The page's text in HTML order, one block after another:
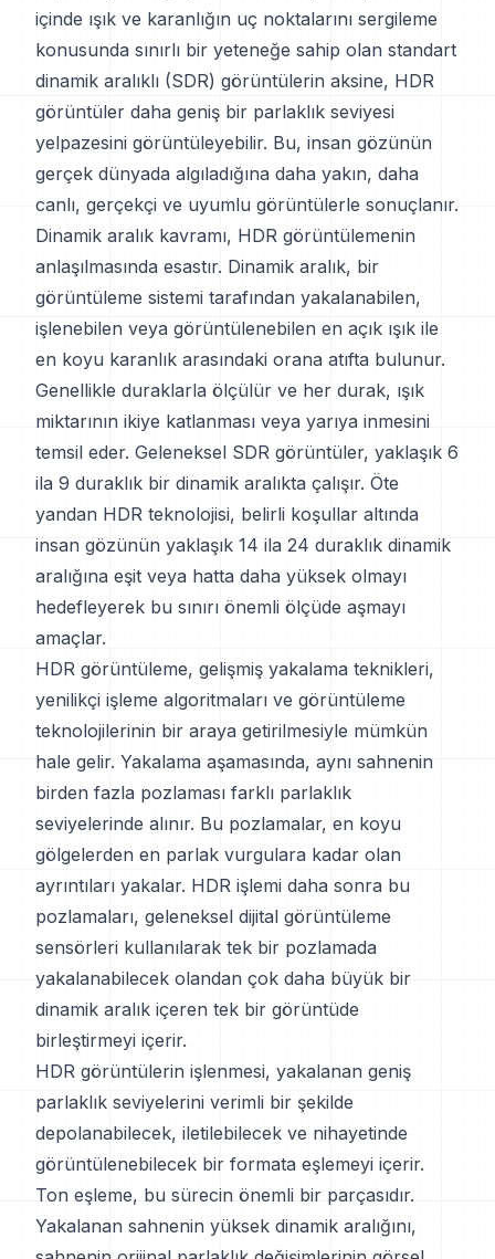
içinde ışık ve karanlığın uç noktalarını sergileme
konusunda sınırlı bir yeteneğe sahip olan standart
dinamik aralıklı (SDR) görüntülerin aksine, HDR
görüntüler daha geniş bir parlaklık seviyesi
yelpazesini görüntüleyebilir. Bu, insan gözünün
gerçek dünyada algıladığına daha yakın, daha
canlı, gerçekçi ve uyumlu görüntülerle sonuçlanır.
Dinamik aralık kavramı, HDR görüntülemenin
anlaşılmasında esastır. Dinamik aralık, bir
görüntüleme sistemi tarafından yakalanabilen,
işlenebilen veya görüntülenebilen en açık ışık ile
en koyu karanlık arasındaki orana atıfta bulunur.
Genellikle duraklarla ölçülür ve her durak, ışık
miktarının ikiye katlanması veya yarıya inmesini
temsil eder. Geleneksel SDR görüntüler, yaklaşık 6
ila 9 duraklık bir dinamik aralıkta çalışır. Öte
yandan HDR teknolojisi, belirli koşullar altında
insan gözünün yaklaşık 14 ila 24 duraklık dinamik
aralığına eşit veya hatta daha yüksek olmayı
hedefleyerek bu sınırı önemli ölçüde aşmayı
amaçlar.
HDR görüntüleme, gelişmiş yakalama teknikleri,
yenilikçi işleme algoritmaları ve görüntüleme
teknolojilerinin bir araya getirilmesiyle mümkün
hale gelir. Yakalama aşamasında, aynı sahnenin
birden fazla pozlaması farklı parlaklık
seviyelerinde alınır. Bu pozlamalar, en koyu
gölgelerden en parlak vurgulara kadar olan
ayrıntıları yakalar. HDR işlemi daha sonra bu
pozlamaları, geleneksel dijital görüntüleme
sensörleri kullanılarak tek bir pozlamada
yakalanabilecek olandan çok daha büyük bir
dinamik aralık içeren tek bir görüntüde
birleştirmeyi içerir.
HDR görüntülerin işlenmesi, yakalanan geniş
parlaklık seviyelerini verimli bir şekilde
depolanabilecek, iletilebilecek ve nihayetinde
görüntülenebilecek bir formata eşlemeyi içerir.
Ton eşleme, bu sürecin önemli bir parçasıdır.
Yakalanan sahnenin yüksek dinamik aralığını,